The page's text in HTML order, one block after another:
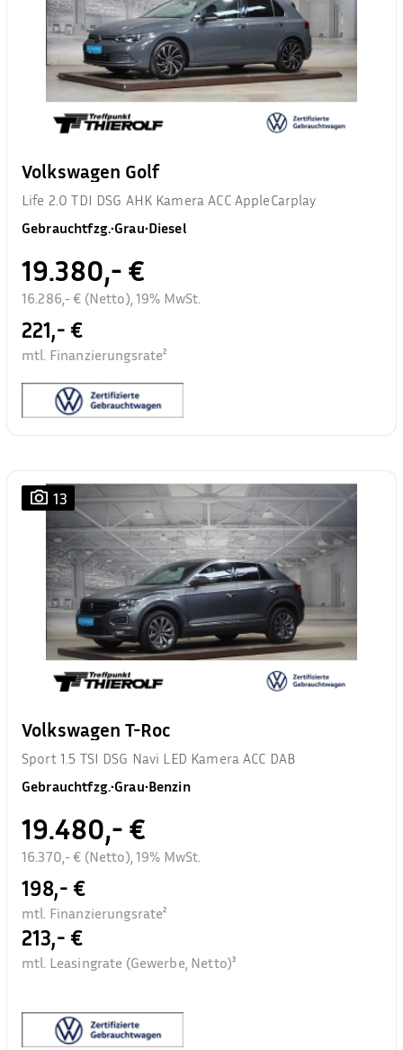
Volkswagen Golf
Life 2.0 TDI DSG AHK Kamera ACC AppleCarplay
Gebrauchtfzg.•Grau•Diesel
19.380,- €
16.286,- € (Netto), 19% MwSt.
221,- €
mtl. Finanzierungsrate²
13
Volkswagen T-Roc
Sport 1.5 TSI DSG Navi LED Kamera ACC DAB
Gebrauchtfzg.•Grau•Benzin
19.480,- €
16.370,- € (Netto), 19% MwSt.
198,- €
mtl. Finanzierungsrate²
213,- €
mtl. Leasingrate (Gewerbe, Netto)³